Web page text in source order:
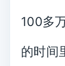
100多
的时间